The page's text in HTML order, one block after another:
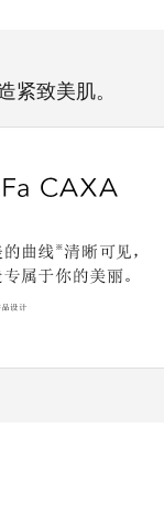
紧致美肌。